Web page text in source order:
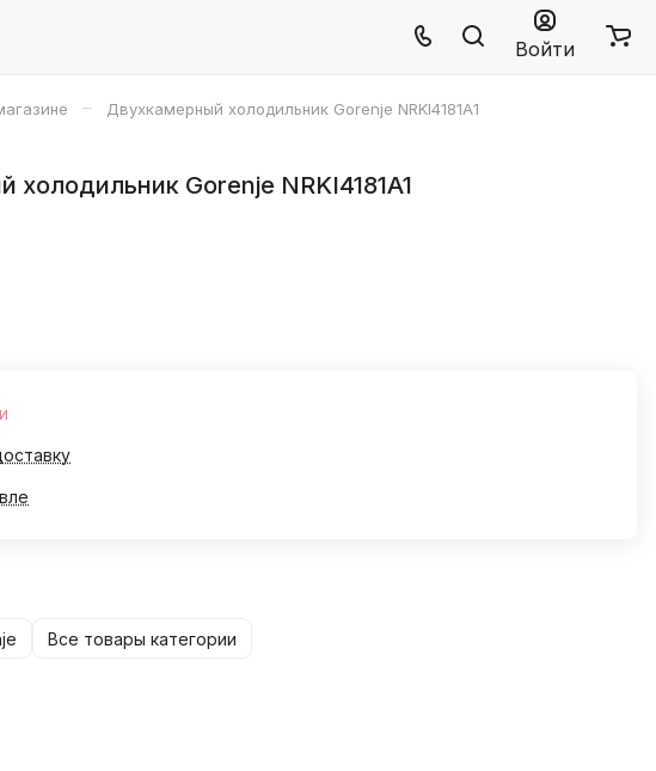
Войти
– Двухкамерный холодильник Gorenje NRKI4181A1
холодильник Gorenje NRKI4181A1
Все товары категории